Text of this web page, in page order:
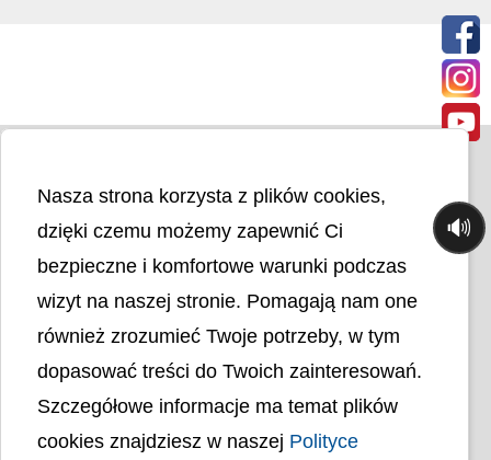
Liczba odwiedzin
Polityka prywatności
Mapa strony
Ochrona Danych Osobowych
Nasza strona korzysta z plików cookies,
dzięki czemu możemy zapewnić Ci
bezpieczne i komfortowe warunki podczas
wizyt na naszej stronie. Pomagają nam one
również zrozumieć Twoje potrzeby, w tym
dopasować treści do Twoich zainteresowań.
Szczegółowe informacje ma temat plików
cookies znajdziesz w naszej Polityce
🔊